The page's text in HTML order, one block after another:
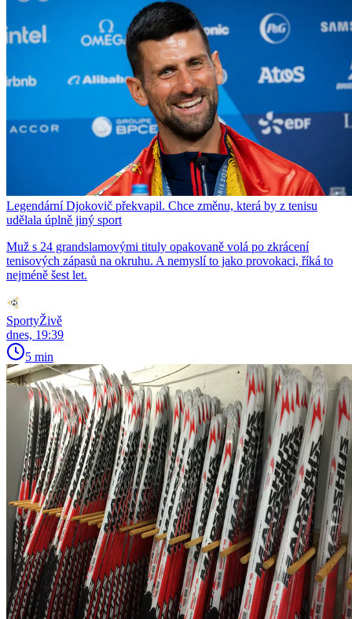
Legendární Djokovič překvapil. Chce změnu, která by z tenisu
udělala úplně jiný sport
Muž s 24 grandslamovými tituly opakovaně volá po zkrácení
tenisových zápasů na okruhu. A nemyslí to jako provokaci, říká to
nejméně šest let.
SportyŽivě
dnes, 19:39
5 min